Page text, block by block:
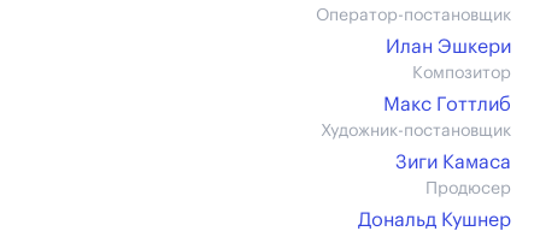
Оператор-постановщик
Илан Эшкери
Композитор
Макс Готтлиб
Художник-постановщик
Зиги Камаса
Продюсер
Дональд Кушнер